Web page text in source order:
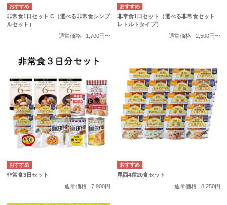
非常食1日セット C（選べる非常食シンプ
ルセット）
通常価格
1,700円〜
非常食1日セット（選べる非常食セット
レトルトタイプ）
通常価格
2,500円〜
非常食3日セット
通常価格
7,900円
尾西4種20食セット
通常価格
8,250円